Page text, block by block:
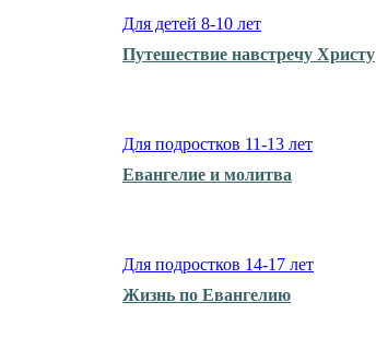
Для детей 8-10 лет
Путешествие навстречу Христу
Для подростков 11-13 лет
Евангелие и молитва
Для подростков 14-17 лет
Жизнь по Евангелию